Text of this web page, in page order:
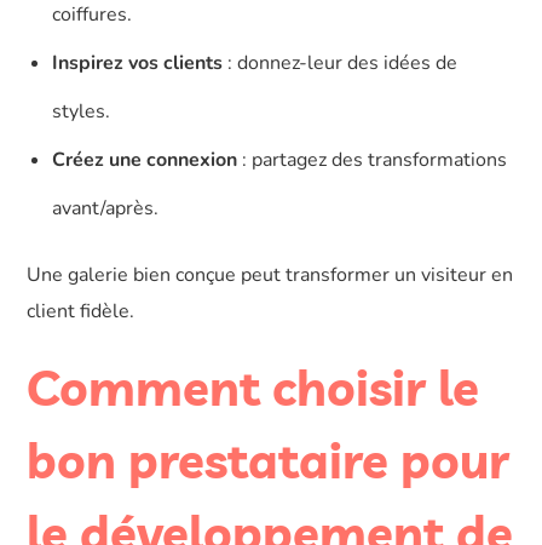
coiffures.
Inspirez vos clients : donnez-leur des idées de
styles.
Créez une connexion : partagez des transformations
avant/après.
Une galerie bien conçue peut transformer un visiteur en
client fidèle.
Comment choisir le
bon prestataire pour
le développement de